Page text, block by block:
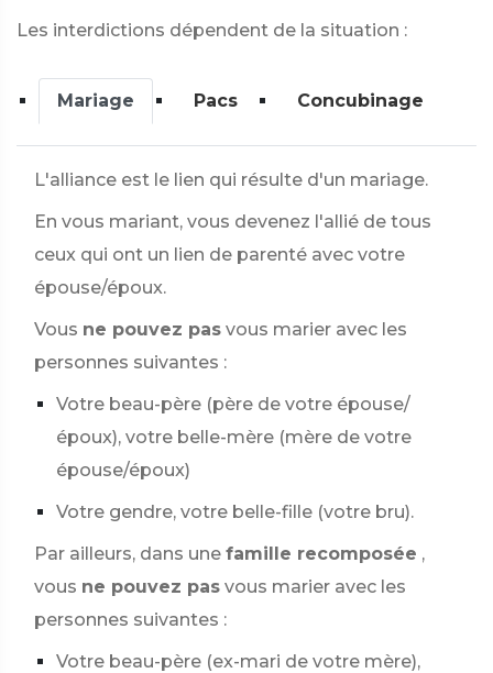
Les interdictions dépendent de la situation :
Mariage Pacs Concubinage
L'alliance est le lien qui résulte d'un mariage.
En vous mariant, vous devenez l'allié de tous
ceux qui ont un lien de parenté avec votre
épouse/époux.
Vous ne pouvez pas vous marier avec les
personnes suivantes :
Votre beau-père (père de votre épouse/
époux), votre belle-mère (mère de votre
épouse/époux)
Votre gendre, votre belle-fille (votre bru).
Par ailleurs, dans une famille recomposée ,
vous ne pouvez pas vous marier avec les
personnes suivantes :
Votre beau-père (ex-mari de votre mère),